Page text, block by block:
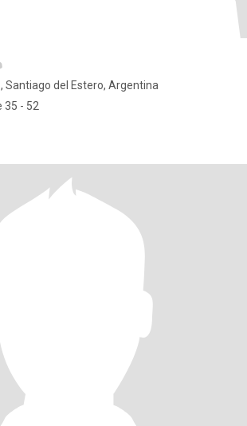
Santiago del Estero, Argentina
35 - 52